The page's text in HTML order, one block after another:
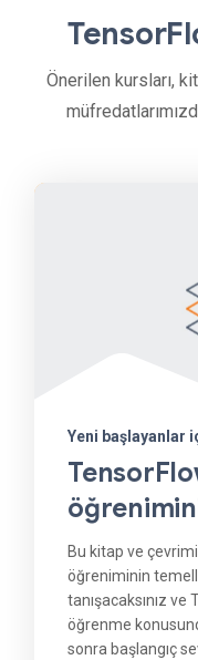
Önerilen kursları,
Yeni başlayanlar
Bu kitap ve
öğreniminin
tanışacaksınız ve
öğrenme
sonra başlangıç